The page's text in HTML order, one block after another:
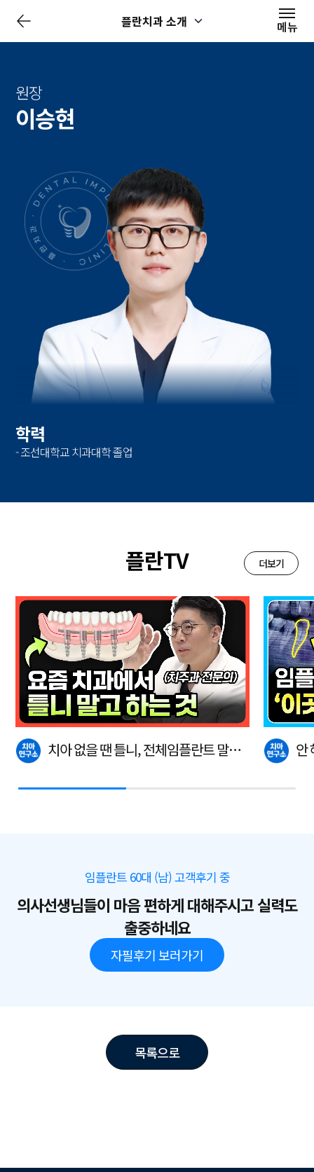
플란치과 소개 메뉴
뉴
원장
이승현
학력
- 조선대학교 치과대학 졸업
플란TV
치아 없을 땐 틀니, 전체임플란트 말고
안
더보기
임플란트 60대 (남) 고객후기 중
의사선생님들이 마음 편하게 대해주시고 실력도
출중하네요
자필후기 보러가기
목록으로